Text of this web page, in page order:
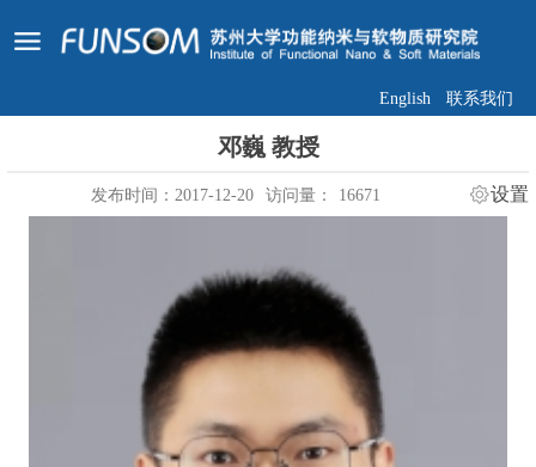
联系我们
English
邓巍 教授
发布时间：2017-12-20 访问量： 16671 设置